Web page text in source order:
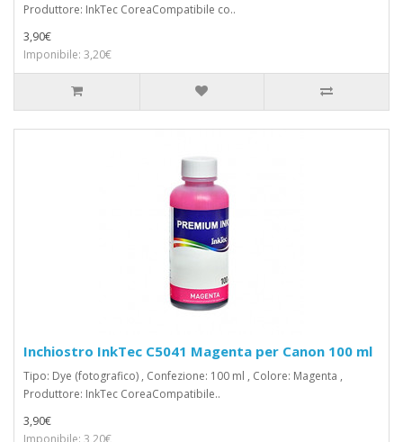
Produttore: InkTec CoreaCompatibile co..
3,90€
Imponibile: 3,20€
Inchiostro InkTec C5041 Magenta per Canon 100 ml
Tipo: Dye (fotografico) , Confezione: 100 ml , Colore: Magenta ,
Produttore: InkTec CoreaCompatibile..
3,90€
Imponibile: 3,20€